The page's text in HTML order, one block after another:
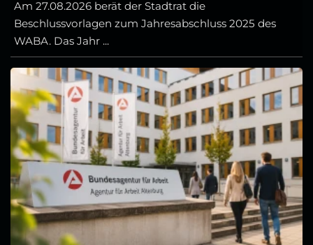
Am 27.08.2026 berät der Stadtrat die
Beschlussvorlagen zum Jahresabschluss 2025 des
WABA. Das Jahr ...